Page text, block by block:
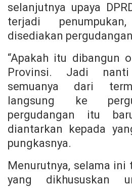
selanjutnya upaya
terjadi
disediakan
“Apakah itu dibangun
Provinsi. Jadi
semuanya dari
langsung ke
pergudangan itu
diantarkan kepada
pungkasnya.
Menurutnya, selama ini
yang dikhususkan